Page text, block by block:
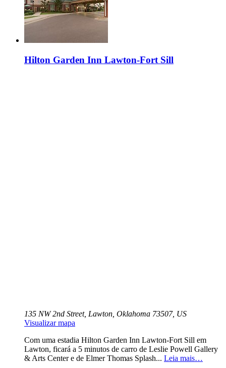
Hilton Garden Inn Lawton-Fort Sill
135 NW 2nd Street, Lawton, Oklahoma 73507, US
Visualizar mapa
Com uma estadia Hilton Garden Inn Lawton-Fort Sill em
Lawton, ficará a 5 minutos de carro de Leslie Powell Gallery
& Arts Center e de Elmer Thomas Splash... Leia mais…